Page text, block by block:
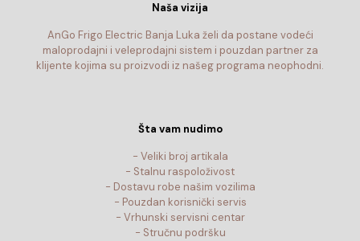
Naša vizija
AnGo Frigo Electric Banja Luka želi da postane vodeći
maloprodajni i veleprodajni sistem i pouzdan partner za
klijente kojima su proizvodi iz našeg programa neophodni.
Šta vam nudimo
- Veliki broj artikala
- Stalnu raspoloživost
- Dostavu robe našim vozilima
- Pouzdan korisnički servis
- Vrhunski servisni centar
- Stručnu podršku